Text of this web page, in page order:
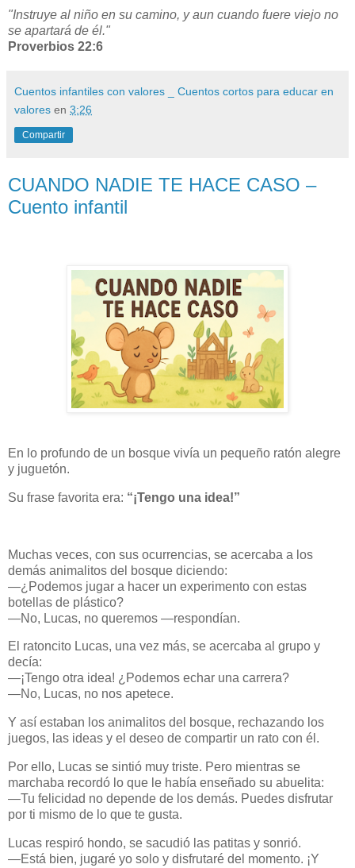
"Instruye al niño en su camino, y aun cuando fuere viejo no
se apartará de él."
Proverbios 22:6
Cuentos infantiles con valores _ Cuentos cortos para educar en
valores en 3:26
Compartir
CUANDO NADIE TE HACE CASO –
Cuento infantil
En lo profundo de un bosque vivía un pequeño ratón alegre
y juguetón.
Su frase favorita era: “¡Tengo una idea!”
Muchas veces, con sus ocurrencias, se acercaba a los
demás animalitos del bosque diciendo:
—¿Podemos jugar a hacer un experimento con estas
botellas de plástico?
—No, Lucas, no queremos —respondían.
El ratoncito Lucas, una vez más, se acercaba al grupo y
decía:
—¡Tengo otra idea! ¿Podemos echar una carrera?
—No, Lucas, no nos apetece.
Y así estaban los animalitos del bosque, rechazando los
juegos, las ideas y el deseo de compartir un rato con él.
Por ello, Lucas se sintió muy triste. Pero mientras se
marchaba recordó lo que le había enseñado su abuelita:
—Tu felicidad no depende de los demás. Puedes disfrutar
por ti mismo de lo que te gusta.
Lucas respiró hondo, se sacudió las patitas y sonrió.
—Está bien, jugaré yo solo y disfrutaré del momento. ¡Y